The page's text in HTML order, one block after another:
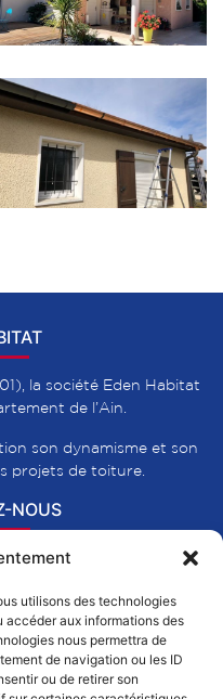
utilisons des technologies
aux informations des
nous permettra de
de navigation ou les ID
ou de retirer son
la société Eden Habitat
de l’Ain.
son dynamisme et son
projets de toiture.
NOUS
lès-Bourg
habitat.net